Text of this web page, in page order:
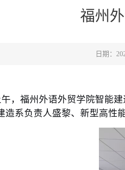
福州
日期：
，福州外语外贸学院智能
造系负责人盛黎、新型高性